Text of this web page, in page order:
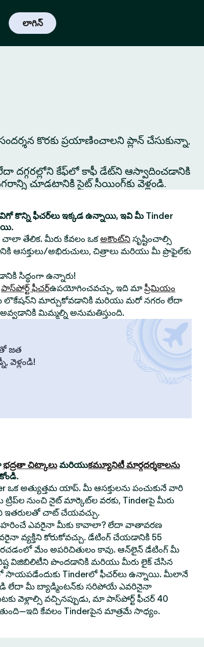
లాగిన్
కొరకు ప్రయాణించాలని ప్లాన్ చేసుకున్నా,
దగ్గరల్లోని కేఫ్‌లో కాఫీ డేట్‌ని ఆస్వాదించడానికి
చూడటానికి సైట్ సీయింగ్‌కు వెళ్లండి.
కొన్ని ఫీచర్‌లు ఇక్కడ ఉన్నాయి, ఇవి మీ Tinder
తేలిక. మీరు కేవలం ఒకఅకౌంట్‌ని సృష్టించాల్సి
ఆసక్తులు/అభిరుచులు, చిత్రాలు మరియు మీ ప్రొఫైల్‌కు
సిద్ధంగా ఉన్నారు!
పాస్‌పోర్ట్ ఫీచర్ఉపయోగించవచ్చు, ఇది మాప్రీమియం
లొకేషన్‌ని మార్చుకోవడానికి మరియు మరో నగరం లేదా
మిమ్మల్ని అనుమతిస్తుంది.
జత
వెళ్లండి!
భద్రతా చిట్కాలు మరియుకమ్యూనిటీ మార్గదర్శకాలను
ఒక అత్యుత్తమ యాప్. మీ ఆసక్తులను పంచుకునే వారి
ట్రిప్‌ల నుంచి నైట్ మార్కెట్‌ల వరకు, Tinderపై మీరు
ఇతరులతో చాట్ చేయవచ్చు.
ఎవరైనా మీకు కావాలా? లేదా వాతావరణ
వ్యక్తిని కోరుకోవచ్చు. డేటింగ్ చేయడానికి 55
మేం అపరిచితులం కావు. ఆన్‌లైన్ డేటింగ్ మీ
విజిబిలిటీని పొందడానికి మరియు మీరు లైక్ చేసిన
సాయపడేందుకు Tinderలో ఫీచర్‌లు ఉన్నాయి. మీలానే
లేదా మీ బ్యాడ్మింటన్‌కు సరిపోయే ఎవరినైనా
వెళ్లాల్సి వచ్చినప్పుడు, మా పాస్‌పోర్ట్ ఫీచర్ 40
కేవలం Tinderపైన మాత్రమే సాధ్యం.